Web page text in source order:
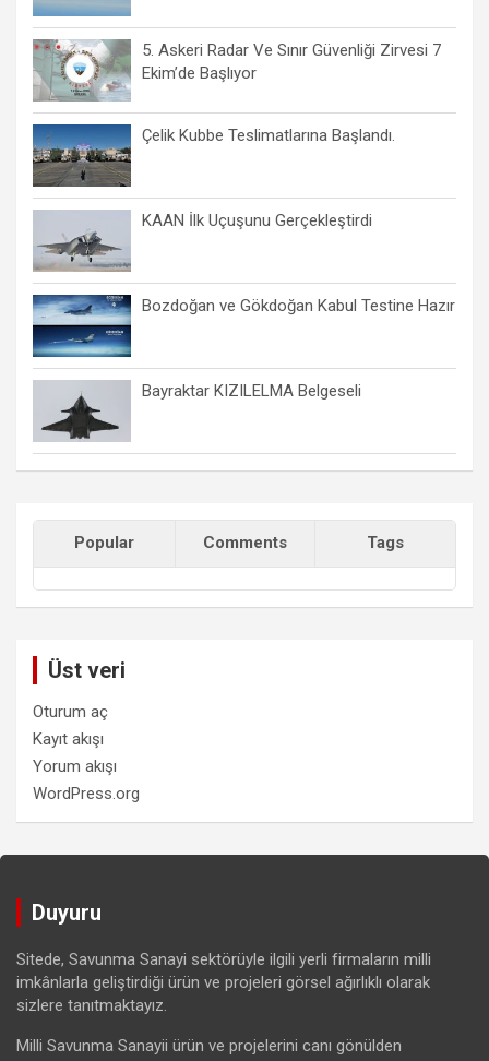
5. Askeri Radar Ve Sınır Güvenliği Zirvesi 7
Ekim’de Başlıyor
Çelik Kubbe Teslimatlarına Başlandı.
KAAN İlk Uçuşunu Gerçekleştirdi
Bozdoğan ve Gökdoğan Kabul Testine Hazır
Bayraktar KIZILELMA Belgeseli
Popular Comments Tags
Üst veri
Oturum aç
Kayıt akışı
Yorum akışı
WordPress.org
Duyuru
Sitede, Savunma Sanayi sektörüyle ilgili yerli firmaların milli
imkânlarla geliştirdiği ürün ve projeleri görsel ağırlıklı olarak
sizlere tanıtmaktayız.
Milli Savunma Sanayii ürün ve projelerini canı gönülden